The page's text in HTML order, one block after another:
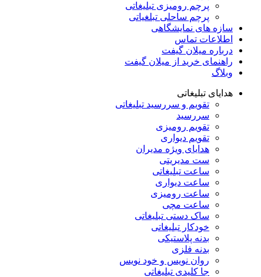
پرچم رومیزی تبلیغاتی
پرچم ساحلی تبلغیاتی
سازه های نمایشگاهی
اطلاعات تماس
درباره میلان گیفت
راهنمای خرید از میلان گیفت
وبلاگ
هدایای تبلیغاتی
تقویم و سررسید تبلیغاتی
سررسید
تقویم رومیزی
تقویم دیواری
هدایای ویژه مدیران
ست مدیریتی
ساعت تبلیغاتی
ساعت دیواری
ساعت رومیزی
ساعت مچی
ساک دستی تبلیغاتی
خودکار تبلیغاتی
بدنه پلاستیکی
بدنه فلزی
روان نویس و خود نویس
جا کلیدی تبلیغاتی